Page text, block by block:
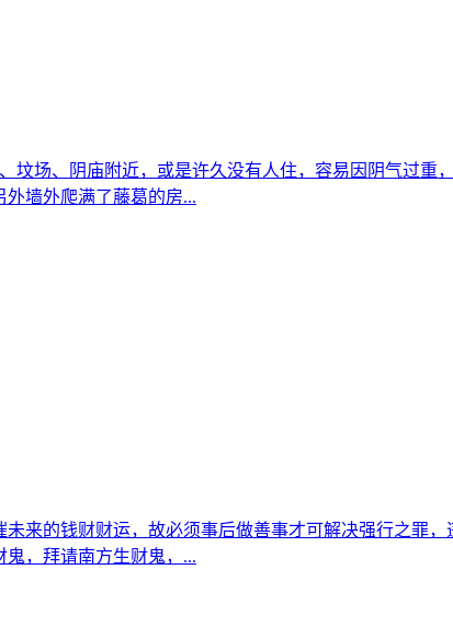
场、阴庙附近，或是许久没有人住，容易因阴气过重
墙外爬满了藤葛的房...
来的钱财财运，故必须事后做善事才可解决强行之罪
，拜请南方生财鬼，...